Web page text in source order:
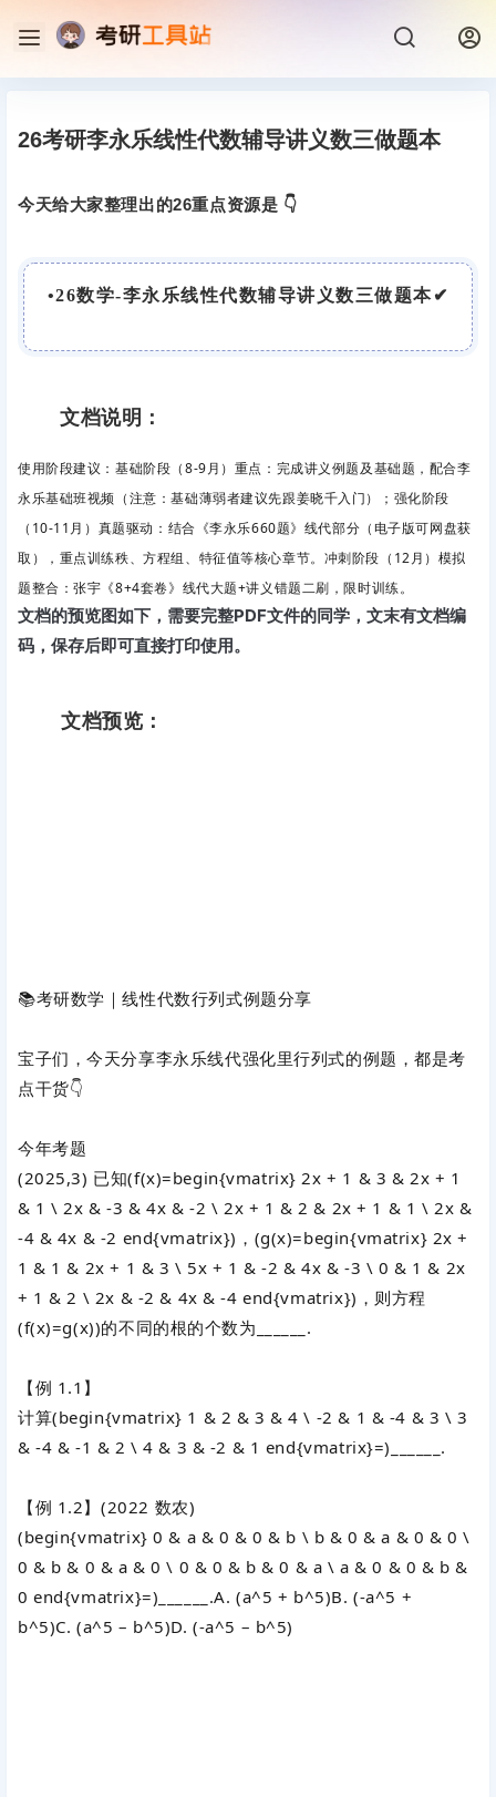
26考研李永乐线性代数辅导讲义数三做题本
今天给大家整理出的26重点资源是 👇
•26数学-李永乐线性代数辅导讲义数三做题本✔
文档说明：
使用阶段建议：基础阶段（8-9月） 重点 ：完成讲义例题及基础题，配合李
永乐基础班视频（注意：基础薄弱者建议先跟姜晓千入门）；强化阶段
（10-11月）真题驱动 ：结合《李永乐660题》线代部分（电子版可网盘获
取），重点训练秩、方程组、特征值等核心章节。冲刺阶段（12月）模拟
题整合：张宇《8+4套卷》线代大题+讲义错题二刷，限时训练。
文档的预览图如下，需要完整PDF文件的同学，文末有文档编
码，保存后即可直接打印使用。
文档预览：
📚考研数学｜线性代数行列式例题分享
宝子们，今天分享李永乐线代强化里行列式的例题，都是考
点干货👇
今年考题
(2025,3) 已知(f(x)=begin{vmatrix} 2x + 1 & 3 & 2x + 1
& 1 \ 2x & -3 & 4x & -2 \ 2x + 1 & 2 & 2x + 1 & 1 \ 2x &
-4 & 4x & -2 end{vmatrix}) ， (g(x)=begin{vmatrix} 2x +
1 & 1 & 2x + 1 & 3 \ 5x + 1 & -2 & 4x & -3 \ 0 & 1 & 2x
+ 1 & 2 \ 2x & -2 & 4x & -4 end{vmatrix}) ，则方程
(f(x)=g(x))的不同的根的个数为______.
【例 1.1】
计算(begin{vmatrix} 1 & 2 & 3 & 4 \ -2 & 1 & -4 & 3 \ 3
& -4 & -1 & 2 \ 4 & 3 & -2 & 1 end{vmatrix}=)
______.
【例 1.2】(2022 数农)
(begin{vmatrix} 0 & a & 0 & 0 & b \ b & 0 & a & 0 & 0 \
0 & b & 0 & a & 0 \ 0 & 0 & b & 0 & a \ a & 0 & 0 & b &
0 end{vmatrix}=) ______.A.(a^5 + b^5)B.(-a^5 +
b^5)C.(a^5 – b^5)D.(-a^5 – b^5)